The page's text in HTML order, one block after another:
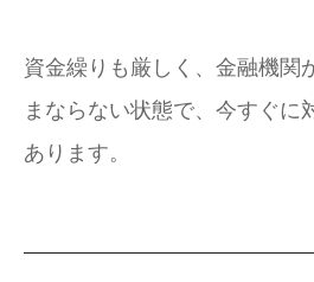
資金繰りも厳しく、金融機関
まならない状態で、今すぐに
あります。